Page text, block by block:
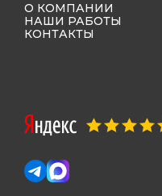
О КОМПАНИИ
НАШИ РАБОТЫ
КОНТАКТЫ